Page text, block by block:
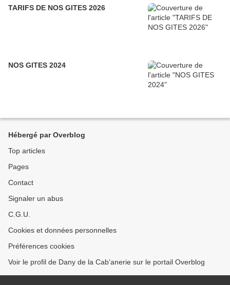
TARIFS DE NOS GITES 2026
NOS GITES 2024
Hébergé par Overblog
Top articles
Pages
Contact
Signaler un abus
C.G.U.
Cookies et données personnelles
Préférences cookies
Voir le profil de Dany de la Cab'anerie sur le portail Overblog